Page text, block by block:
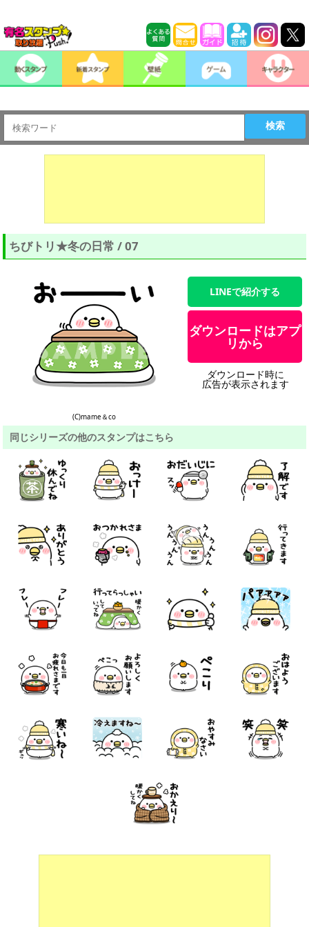
検索
ちびトリ★冬の日常 / 07
(C)mame＆co
LINEで紹介する
ダウンロードはアプ
リから
ダウンロード時に
広告が表示されます
同じシリーズの他のスタンプはこちら